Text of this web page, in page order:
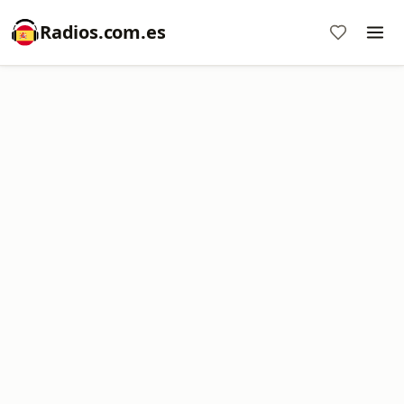
Radios.com.es